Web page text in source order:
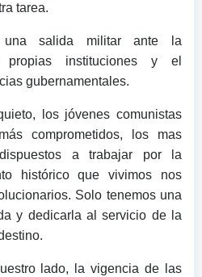
tarea.
una salida militar ante la
instituciones y el
gubernamentales.
los jóvenes comunistas
comprometidos, los mas
a trabajar por la
histórico que vivimos nos
Solo tenemos una
y dedicarla al servicio de la
lado, la vigencia de las